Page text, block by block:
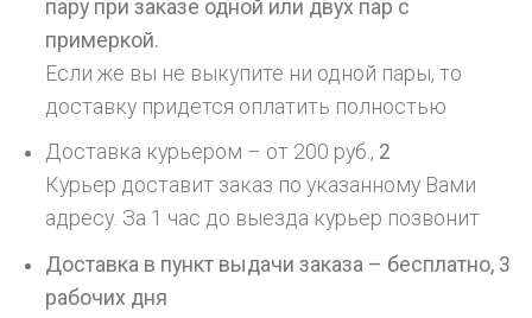
пару при заказе одной или двух пар с
примеркой.
Если же вы не выкупите ни одной пары, то
доставку придется оплатить полностью
Доставка курьером – от 200 руб., 2
Курьер доставит заказ по указанному Вами
адресу. За 1 час до выезда курьер позвонит
Доставка в пункт выдачи заказа – бесплатно, 3
рабочих дня